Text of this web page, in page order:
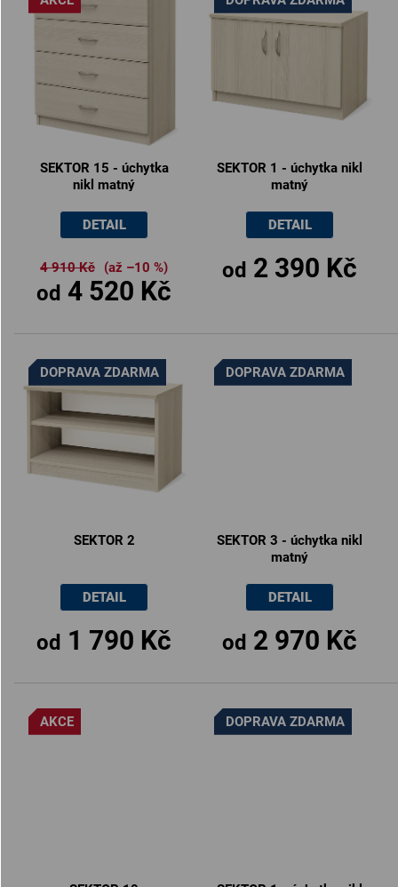
SEKTOR 15 - úchytka
nikl matný
od 4 520 Kč
4 910 Kč (až –10 %)
DETAIL
SEKTOR 1 - úchytka nikl
matný
od 2 390 Kč
DETAIL
DOPRAVA ZDARMA
SEKTOR 2
od 1 790 Kč
DETAIL
DOPRAVA ZDARMA
SEKTOR 3 - úchytka nikl
matný
od 2 970 Kč
DETAIL
AKCE DOPRAVA ZDARMA